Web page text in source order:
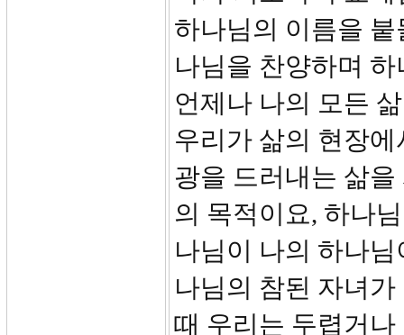
하나님의 이름을
나님을 찬양하며
언제나 나의 모든
우리가 삶의 현장
광을 드러내는 삶
의 목적이요, 하나
나님이 나의 하나
나님의 참된 자녀
때 우리는 두렵거